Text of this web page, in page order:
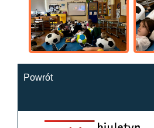
Powrót